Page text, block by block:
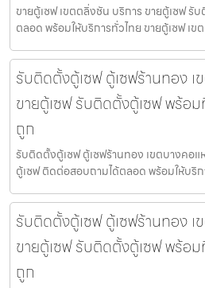
ขายตู้เซฟ เขตตลิ่งชัน บริการ ขายตู้เซฟ
ตลอด พร้อมให้บริการทั่วไทย ขายตู้เซฟ เข
รับติดตั้งตู้เซฟ ตู้เซฟร้านทอง
ขายตู้เซฟ รับติดตั้งตู้เซฟ พร้อ
ถูก
รับติดตั้งตู้เซฟ ตู้เซฟร้านทอง เขตบางคอ
ตู้เซฟ ติดต่อสอบถามได้ตลอด พร้อมให้บริก
รับติดตั้งตู้เซฟ ตู้เซฟร้านทอง
ขายตู้เซฟ รับติดตั้งตู้เซฟ พร้อ
ถูก